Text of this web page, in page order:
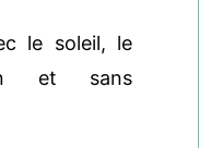
le soleil, le
et sans